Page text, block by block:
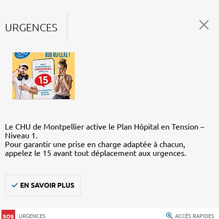
URGENCES
Le CHU de Montpellier active le Plan Hôpital en Tension –
Niveau 1.
Pour garantir une prise en charge adaptée à chacun,
appelez le 15 avant tout déplacement aux urgences.
EN SAVOIR PLUS
URGENCES ACCÈS RAPIDES